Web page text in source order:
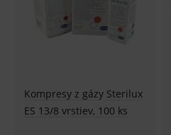
Kompresy z gázy Sterilux
ES 13/8 vrstiev, 100 ks